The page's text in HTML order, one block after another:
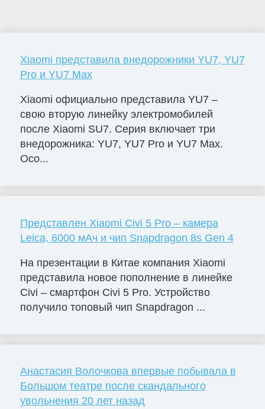
Xiaomi представила внедорожники YU7, YU7
Pro и YU7 Max
Xiaomi официально представила YU7 –
свою вторую линейку электромобилей
после Xiaomi SU7. Серия включает три
внедорожника: YU7, YU7 Pro и YU7 Max.
Осо...
Представлен Xiaomi Civi 5 Pro – камера
Leica, 6000 мАч и чип Snapdragon 8s Gen 4
На презентации в Китае компания Xiaomi
представила новое пополнение в линейке
Civi – смартфон Civi 5 Pro. Устройство
получило топовый чип Snapdragon ...
Анастасия Волочкова впервые побывала в
Большом театре после скандального
увольнения 20 лет назад